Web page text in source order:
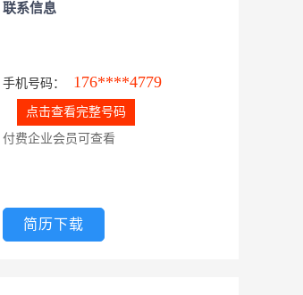
联系信息
手机号码： 176****4779
点击查看完整号码
付费企业会员可查看
简历下载